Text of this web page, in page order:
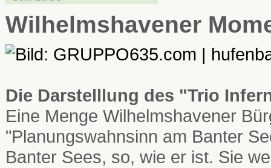
Wilhelmshavener
Die Darstelllung des "Trio
Eine Menge Wilhelmshavener
"Planungswahnsinn am Banter
Banter Sees, so, wie er ist. Sie